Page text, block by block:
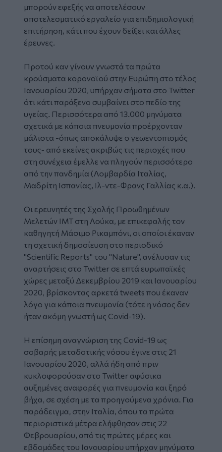
μπορούν εφεξής να αποτελέσουν
αποτελεσματικό εργαλείο για επιδημιολογική
επιτήρηση, κάτι που έχουν δείξει και άλλες
έρευνες.
Προτού καν γίνουν γνωστά τα πρώτα
κρούσματα κορονοϊού στην Ευρώπη στο τέλος
Ιανουαρίου 2020, υπήρχαν σήματα στο Twitter
ότι κάτι παράξενο συμβαίνει στο πεδίο της
υγείας. Περισσότερα από 13.000 μηνύματα
σχετικά με κάποια πνευμονία προέρχονταν
μάλιστα -όπως αποκάλυψε ο γεωεντοπισμός
τους- από εκείνες ακριβώς τις περιοχές που
στη συνέχεια έμελλε να πληγούν περισσότερο
από την πανδημία (Λομβαρδία Ιταλίας,
Μαδρίτη Ισπανίας, Ιλ-ντε-Φρανς Γαλλίας κ.α.).
Οι ερευνητές της Σχολής Προωθημένων
Μελετών ΙΜΤ στη Λούκα, με επικεφαλής τον
καθηγητή Μάσιμο Ρικαμπόνι, οι οποίοι έκαναν
τη σχετική δημοσίευση στο περιοδικό
"Scientific Reports" του "Nature", ανέλυσαν τις
αναρτήσεις στο Twitter σε επτά ευρωπαϊκές
χώρες μεταξύ Δεκεμβρίου 2019 και Ιανουαρίου
2020, βρίσκοντας αρκετά tweets που έκαναν
λόγο για κάποια πνευμονία (τότε η νόσος δεν
ήταν ακόμη γνωστή ως Covid-19).
Η επίσημη αναγνώριση της Covid-19 ως
σοβαρής μεταδοτικής νόσου έγινε στις 21
Ιανουαρίου 2020, αλλά ήδη από πριν
κυκλοφορούσαν στο Twitter αφύσικα
αυξημένες αναφορές για πνευμονία και ξηρό
βήχα, σε σχέση με τα προηγούμενα χρόνια. Για
παράδειγμα, στην Ιταλία, όπου τα πρώτα
περιοριστικά μέτρα ελήφθησαν στις 22
Φεβρουαρίου, από τις πρώτες μέρες και
εβδομάδες του Ιανουαρίου υπήρχαν μηνύματα